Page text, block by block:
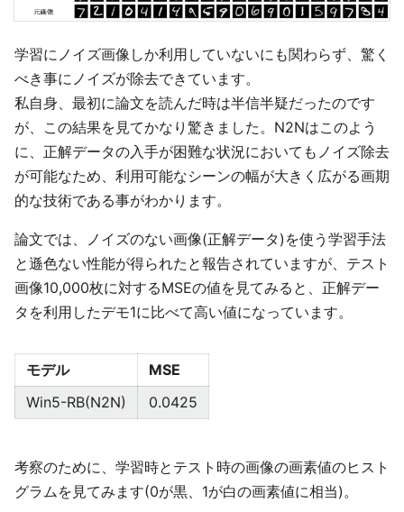
学習にノイズ画像しか利用していないにも関わらず、驚く
べき事にノイズが除去できています。
私自身、最初に論文を読んだ時は半信半疑だったのです
が、この結果を見てかなり驚きました。N2Nはこのよう
に、正解データの入手が困難な状況においてもノイズ除去
が可能なため、利用可能なシーンの幅が大きく広がる画期
的な技術である事がわかります。
論文では、ノイズのない画像(正解データ)を使う学習手法
と遜色ない性能が得られたと報告されていますが、テスト
画像10,000枚に対するMSEの値を見てみると、正解デー
タを利用したデモ1に比べて高い値になっています。
モデル
MSE
Win5-RB(N2N)
0.0425
考察のために、学習時とテスト時の画像の画素値のヒスト
グラムを見てみます(0が黒、1が白の画素値に相当)。